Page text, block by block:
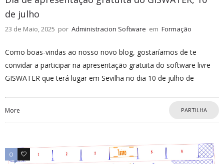
de julho
23 de Maio, 2025 por Administracion Software em Formação
Como boas-vindas ao nosso novo blog, gostaríamos de te
convidar a participar na apresentação gratuita do software livre
GISWATER que terá lugar em Sevilha no dia 10 de julho de
More PARTILHA
0 0